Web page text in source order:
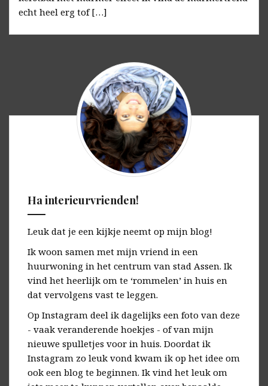
echt heel erg tof […]
Ha interieurvrienden!
Leuk dat je een kijkje neemt op mijn blog!
Ik woon samen met mijn vriend in een
huurwoning in het centrum van stad Assen. Ik
vind het heerlijk om te ‘rommelen’ in huis en
dat vervolgens vast te leggen.
Op Instagram deel ik dagelijks een foto van deze
- vaak veranderende hoekjes - of van mijn
nieuwe spulletjes voor in huis. Doordat ik
Instagram zo leuk vond kwam ik op het idee om
ook een blog te beginnen. Ik vind het leuk om